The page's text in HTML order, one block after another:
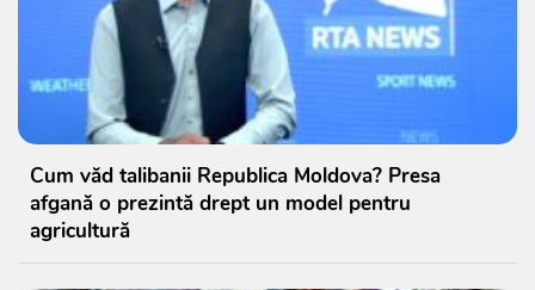
Cum văd talibanii Republica Moldova? Presa
afgană o prezintă drept un model pentru
agricultură